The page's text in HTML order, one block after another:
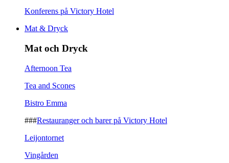
Konferens på Victory Hotel
Mat & Dryck
Mat och Dryck
Afternoon Tea
Tea and Scones
Bistro Emma
###Restauranger och barer på Victory Hotel
Leijontornet
Vingården